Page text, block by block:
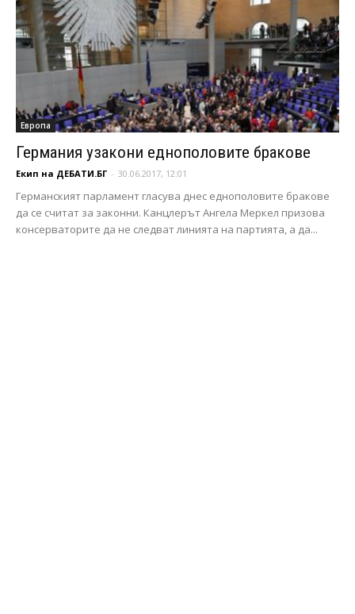
Европа
Германия узакони еднополовите бракове
Екип на ДЕБАТИ.БГ - 30.06.2017, 12:01
Германският парламент гласува днес еднополовите бракове
да се считат за законни. Канцлерът Ангела Меркел призова
консерваторите да не следват линията на партията, а да...